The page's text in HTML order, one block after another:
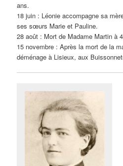
ans.
18 juin : Léonie accompagne sa
ses sœurs Marie et Pauline.
28 août : Mort de Madame Martin à
15 novembre : Après la mort de la
déménage à Lisieux, aux